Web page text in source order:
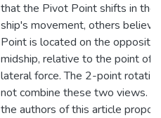
that the Pivot Point shifts in the
ship's movement, others
Point is located on the opposite
midship, relative to the point of
lateral force. The 2-point
not combine these two views.
the authors of this article